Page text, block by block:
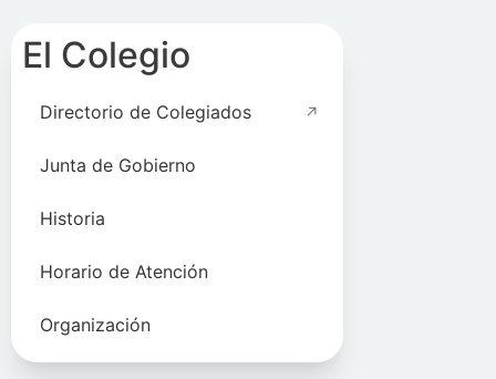
El Colegio
Directorio de Colegiados
Junta de Gobierno
Historia
Horario de Atención
Organización